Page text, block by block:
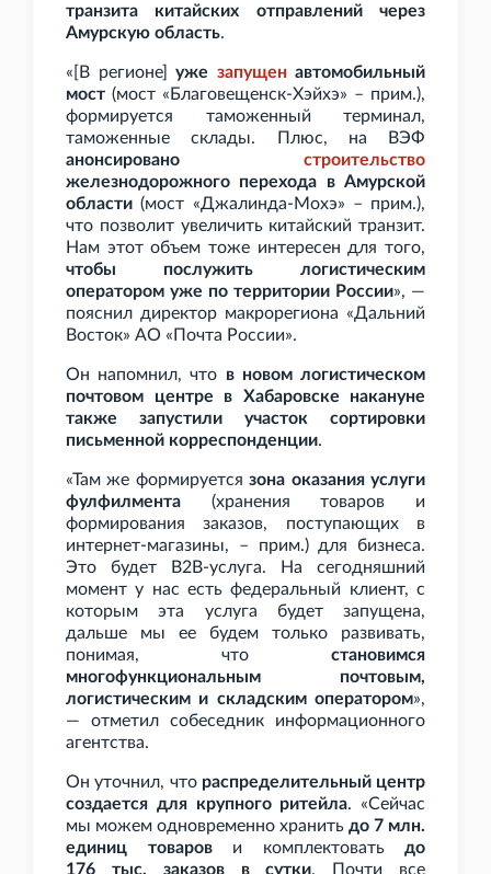
транзита китайских отправлений через
Амурскую область.
«[В регионе] уже запущенавтомобильный
мост (мост «Благовещенск-Хэйхэ» – прим.),
формируется таможенный терминал,
таможенные склады. Плюс, на ВЭФ
анонсировано строительство
железнодорожного перехода в Амурской
области (мост «Джалинда-Мохэ» – прим.),
что позволит увеличить китайский транзит.
Нам этот объем тоже интересен для того,
чтобы послужить логистическим
оператором уже по территории России», —
пояснил директор макрорегиона «Дальний
Восток» АО «Почта России».
Он напомнил, что в новом логистическом
почтовом центре в Хабаровске накануне
также запустили участок сортировки
письменной корреспонденции.
«Там же формируетсязона оказания услуги
фулфилмента (хранения товаров и
формирования заказов, поступающих в
интернет-магазины, – прим.) для бизнеса.
Это будет B2B-услуга. На сегодняшний
момент у нас есть федеральный клиент, с
которым эта услуга будет запущена,
дальше мы ее будем только развивать,
понимая, что становимся
многофункциональным почтовым,
логистическим и складским оператором»,
— отметил собеседник информационного
агентства.
Он уточнил, что распределительный центр
создается для крупного ритейла. «Сейчас
мы можем одновременно хранить до 7 млн.
единиц товарови комплектовать до
176
тыс. заказов в сутки. Почти все